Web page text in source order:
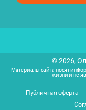
© 2026,
Материалы сайта носят
жизни и не
Публичная оферта